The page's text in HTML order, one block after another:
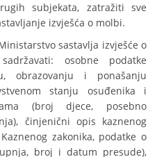
subjekata, zatražiti sve
izvješća o molbi.
sastavlja izvješće o
osobne podatke
obrazovanju i ponašanju
stanju osuđenika i
(broj djece, posebno
činjenični opis kaznenog
zakonika, podatke o
broj i datum presude),